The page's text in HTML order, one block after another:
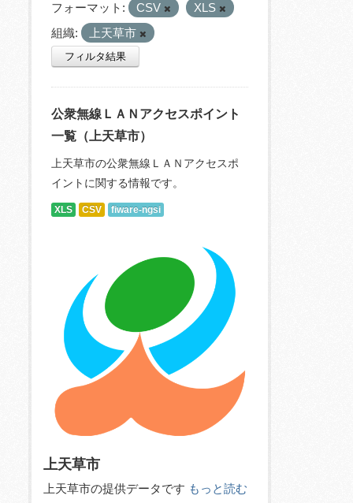
フォーマット:
CSV
XLS
組織:
上天草市
フィルタ結果
公衆無線ＬＡＮアクセスポイント
一覧（上天草市）
上天草市の公衆無線ＬＡＮアクセスポ
イントに関する情報です。
XLS CSV fiware-ngsi
上天草市
上天草市の提供データです もっと読む